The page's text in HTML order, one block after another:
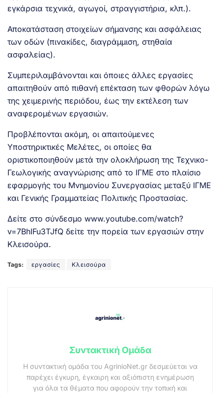
εγκάρσια τεχνικά, αγωγοί, στραγγιστήρια, κλπ.).
Αποκατάσταση στοιχείων σήμανσης και ασφάλειας
των οδών (πινακίδες, διαγράμμιση, στηθαία
ασφαλείας).
Συμπεριλαμβάνονται και όποιες άλλες εργασίες
απαιτηθούν από πιθανή επέκταση των φθορών λόγω
της χειμερινής περιόδου, έως την εκτέλεση των
αναφερομένων εργασιών.
Προβλέπονται ακόμη, οι απαιτούμενες
Υποστηρικτικές Μελέτες, οι οποίες θα
οριστικοποιηθούν μετά την ολοκλήρωση της Τεχνικο-
Γεωλογικής αναγνώρισης από το ΙΓΜΕ στο πλαίσιο
εφαρμογής του Μνημονίου Συνεργασίας μεταξύ ΙΓΜΕ
και Γενικής Γραμματείας Πολιτικής Προστασίας.
Δείτε στο σύνδεσμο www.youtube.com/watch?
v=7BhIFu3TJfQ δείτε την πορεία των εργασιών στην
Κλεισούρα.
Tags: εργασίες Κλεισούρα
Συντακτική Ομάδα
Η συντακτική ομάδα του AgrinioNet.gr δεσμεύεται να
παρέχει έγκυρη, έγκαιρη και αξιόπιστη ενημέρωση
για όλα τα θέματα που αφορούν την τοπική και